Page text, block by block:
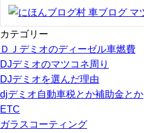
カテゴリー
ＤＪデミオのディーゼル車燃費
DJデミオのマツコネ周り
DJデミオを選んだ理由
djデミオ自動車税とか補助金とか
ETC
ガラスコーティング